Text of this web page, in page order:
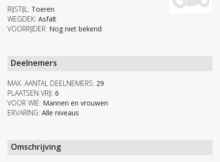
RIJSTIJL: Toeren
WEGDEK: Asfalt
VOORRIJDER: Nog niet bekend
Deelnemers
MAX. AANTAL DEELNEMERS: 29
PLAATSEN VRIJ: 6
VOOR WIE: Mannen en vrouwen
ERVARING: Alle niveaus
Omschrijving